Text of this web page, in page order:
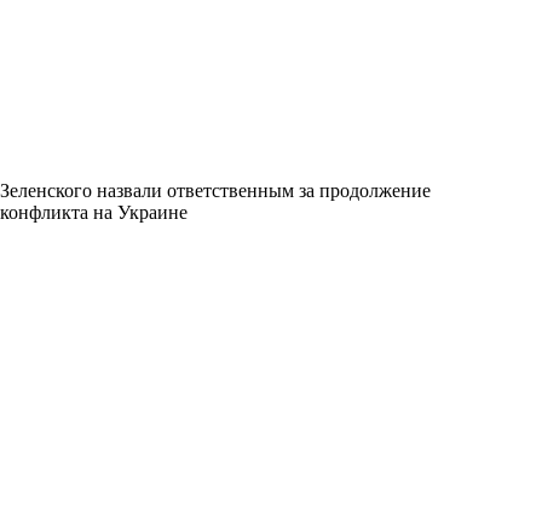
Зеленского назвали ответственным за продолжение
конфликта на Украине